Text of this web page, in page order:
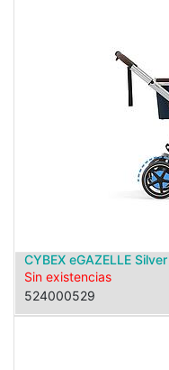
CYBEX eGAZELLE
Sin existencias
524000529